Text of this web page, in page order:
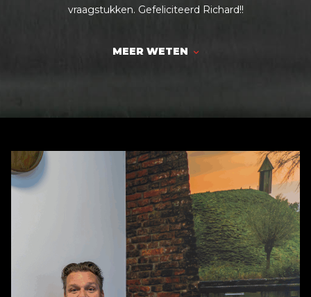
vraagstukken. Gefeliciteerd Richard!!
MEER WETEN